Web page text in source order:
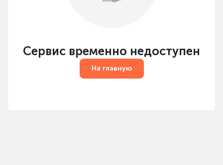
Сервис временно недоступен
На главную